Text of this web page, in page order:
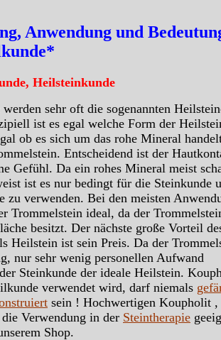
Anwendung und
Heilsteinkunde
sehr oft die sogenannten
ist es egal welche Form der
ob es sich um das rohe Mineral
Entscheidend ist der
Gefühl. Da ein rohes Mineral meist
ist es nur bedingt für die Steinkunde
zu verwenden. Bei den meisten
Trommelstein ideal, da der
besitzt. Der nächste große Vorteil
Heilstein ist sein Preis. Da der
nur sehr wenig personellen Aufwand
Steinkunde der ideale Heilstein.
verwendet wird, darf niemals
sein ! Hochwertigen Koupholit ,
Verwendung in der Steintherapie
Shop.